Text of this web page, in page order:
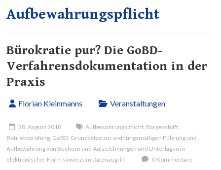
Scholz
GbR
Aufbewahrungspflicht
Bürokratie pur? Die GoBD-
Verfahrensdokumentation in der
Praxis
Florian Kleinmanns Veranstaltungen
28. August 2018 Aufbewahrungspflicht Bargeschäft
Betriebsprüfung GoBD Grundsätze zur ordnungsmäßigen Führung und
Aufbewahrung von Büchern und Aufzeichnungen und Unterlagen in
elektronischer Form sowie zum Datenzugriff
0 Kommentare